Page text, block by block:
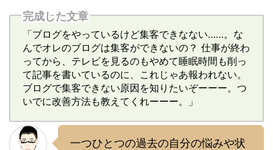
完成した文章
「ブログをやっているけど集客できなない……。な
んでオレのブログは集客ができないの？ 仕事が終わ
ってから、テレビを見るのもやめて睡眠時間も削っ
て記事を書いているのに、これじゃあ報われない。
ブログで集客できない原因を知りたいぞーーー。つ
いでに改善方法も教えてくれーーー。」
一つひとつの過去の自分の悩みや状